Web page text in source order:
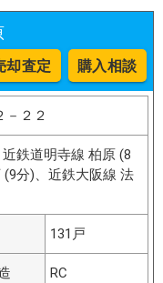
却査定 購入相談
－２２
鉄道明寺線 柏原 (8
分)、近鉄大阪線 法
131戸
RC